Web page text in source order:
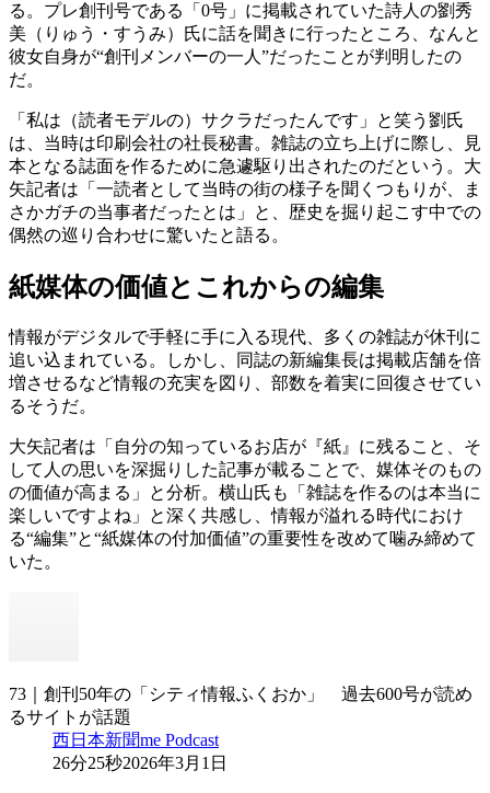
る。プレ創刊号である「0号」に掲載されていた詩人の劉秀
美（りゅう・すうみ）氏に話を聞きに行ったところ、なんと
彼女自身が“創刊メンバーの一人”だったことが判明したの
だ。
「私は（読者モデルの）サクラだったんです」と笑う劉氏
は、当時は印刷会社の社長秘書。雑誌の立ち上げに際し、見
本となる誌面を作るために急遽駆り出されたのだという。大
矢記者は「一読者として当時の街の様子を聞くつもりが、ま
さかガチの当事者だったとは」と、歴史を掘り起こす中での
偶然の巡り合わせに驚いたと語る。
紙媒体の価値とこれからの編集
情報がデジタルで手軽に手に入る現代、多くの雑誌が休刊に
追い込まれている。しかし、同誌の新編集長は掲載店舗を倍
増させるなど情報の充実を図り、部数を着実に回復させてい
るそうだ。
大矢記者は「自分の知っているお店が『紙』に残ること、そ
して人の思いを深掘りした記事が載ることで、媒体そのもの
の価値が高まる」と分析。横山氏も「雑誌を作るのは本当に
楽しいですよね」と深く共感し、情報が溢れる時代におけ
る“編集”と“紙媒体の付加価値”の重要性を改めて噛み締めて
いた。
73｜創刊50年の「シティ情報ふくおか」 過去600号が読め
るサイトが話題
西日本新聞me Podcast
26分25秒2026年3月1日